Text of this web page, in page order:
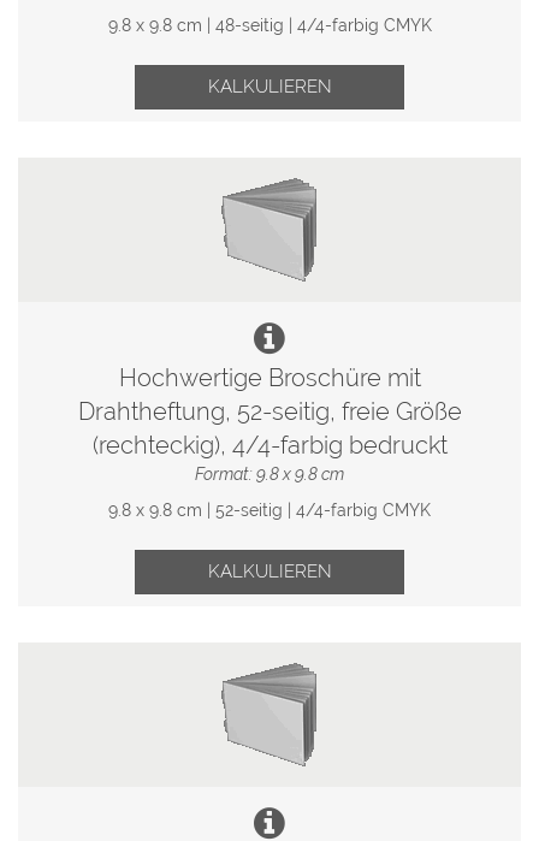
9.8 x 9.8 cm | 48-seitig | 4/4-farbig CMYK
KALKULIEREN
Hochwertige Broschüre mit
Drahtheftung, 52-seitig, freie Größe
(rechteckig), 4/4-farbig bedruckt
Format: 9.8 x 9.8 cm
9.8 x 9.8 cm | 52-seitig | 4/4-farbig CMYK
KALKULIEREN